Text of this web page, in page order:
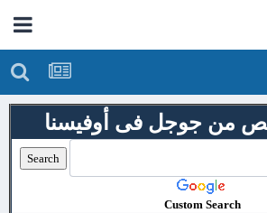
من جوجل فى أوفيسنا
Custom Search